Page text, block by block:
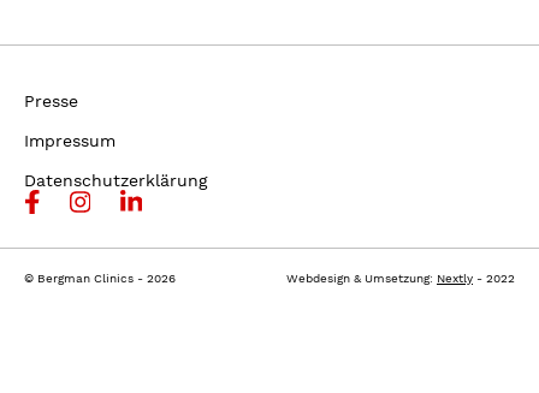
Presse
Impressum
Datenschutzerklärung
© Bergman Clinics - 2026 Webdesign & Umsetzung: Nextly - 2022